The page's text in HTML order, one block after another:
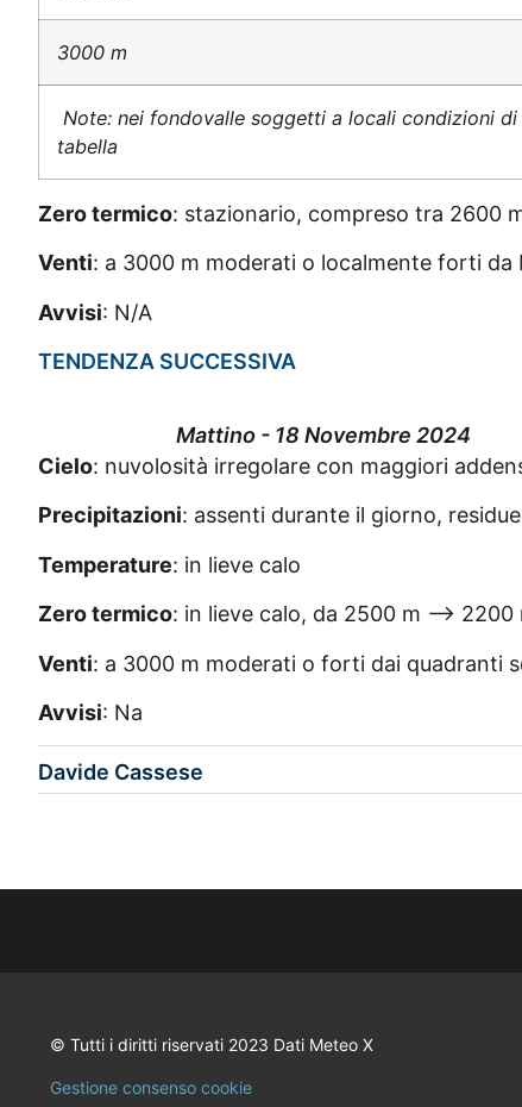
3000 m
Note: nei fondovalle soggetti a locali condizioni
tabella
Zero termico: stazionario, compreso tra 2600
Venti: a 3000 m moderati o localmente forti da
Avvisi: N/A
TENDENZA SUCCESSIVA
Mattino - 18 Novembre 2024
Cielo: nuvolosità irregolare con maggiori
Precipitazioni: assenti durante il giorno,
Temperature: in lieve calo
Zero termico: in lieve calo, da 2500 m –> 2200
Venti: a 3000 m moderati o forti dai quadranti
Avvisi: Na
Davide Cassese
© Tutti i diritti riservati 2023 Dati Meteo X
Gestione consenso cookie